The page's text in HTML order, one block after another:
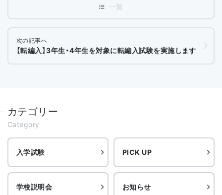
次の記事へ
【転編入】3年生・4年生を対象に転編入試験を実施します
カテゴリー
Category
入学試験 PICK UP
学校説明会 お知らせ